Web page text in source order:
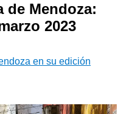
de Mendoza:
2023
en su edición